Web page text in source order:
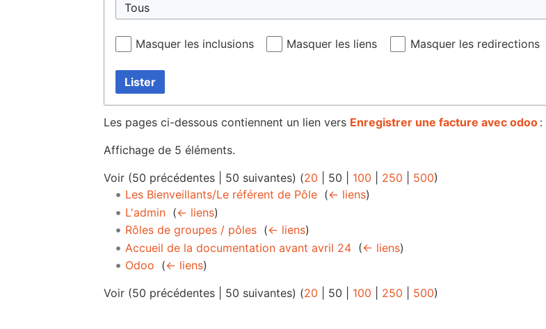
Tous
Masquer les inclusions Masquer les liens Masquer les redirections
Lister
Les pages ci-dessous contiennent un lien vers Enregistrer une facture avec odoo :
Affichage de 5 éléments.
Voir (50 précédentes 50 suivantes) (20 50 100 250 500)
Les Bienveillants/Le référent de Pôle‎ (← liens)
L'admin‎ (← liens)
Rôles de groupes / pôles‎ (← liens)
Accueil de la documentation avant avril 24‎ (← liens)
Odoo (← liens)
Voir (50 précédentes 50 suivantes) (20 50 100 250 500)